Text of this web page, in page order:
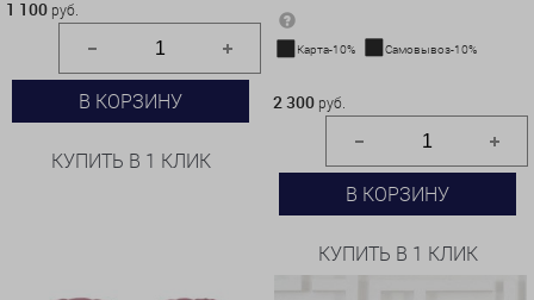
1 100 руб.
В КОРЗИНУ
КУПИТЬ В 1 КЛИК
Карта-10% Самовывоз-10%
2 300 руб.
В КОРЗИНУ
КУПИТЬ В 1 КЛИК